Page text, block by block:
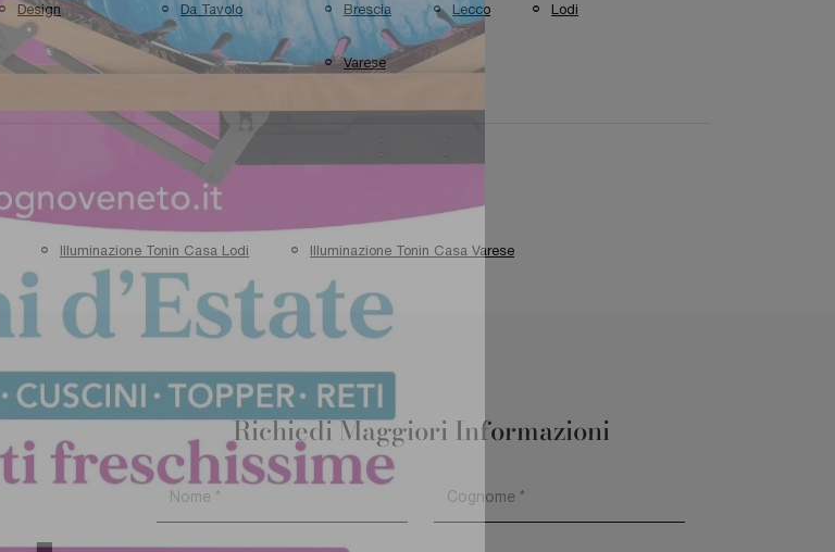
Design Da Tavolo Brescia Lecco Lodi
Varese
Illuminazione Tonin Casa Lodi Illuminazione Tonin Casa Varese
Richiedi Maggiori Informazioni